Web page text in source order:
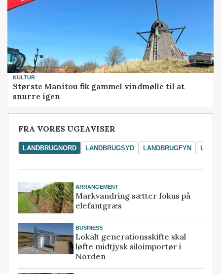
KULTUR
Største Manitou fik gammel vindmølle til at
snurre igen
FRA VORES UGEAVISER
LANDBRUGNORD LANDBRUGSYD LANDBRUGFYN
ARRANGEMENT
Markvandring sætter fokus på
elefantgræs
BUSINESS
Lokalt generationsskifte skal
løfte midtjysk siloimportør i
Norden